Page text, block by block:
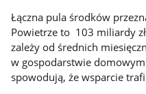
Łączna pula środków
Powietrze to 103 miliardy
zależy od średnich
w gospodarstwie
spowodują, że wsparcie